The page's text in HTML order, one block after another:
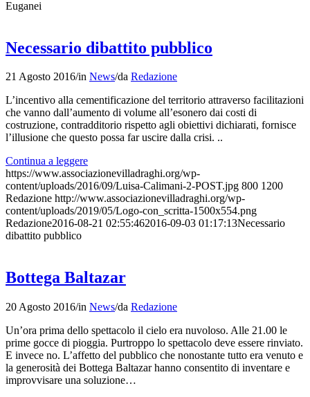
Euganei
Necessario dibattito pubblico
21 Agosto 2016/in News/da Redazione
L’incentivo alla cementificazione del territorio attraverso facilitazioni
che vanno dall’aumento di volume all’esonero dai costi di
costruzione, contradditorio rispetto agli obiettivi dichiarati, fornisce
l’illusione che questo possa far uscire dalla crisi. ..
Continua a leggere
https://www.associazionevilladraghi.org/wp-
content/uploads/2016/09/Luisa-Calimani-2-POST.jpg 800 1200
Redazione http://www.associazionevilladraghi.org/wp-
content/uploads/2019/05/Logo-con_scritta-1500x554.png
Redazione2016-08-21 02:55:462016-09-03 01:17:13Necessario
dibattito pubblico
Bottega Baltazar
20 Agosto 2016/in News/da Redazione
Un’ora prima dello spettacolo il cielo era nuvoloso. Alle 21.00 le
prime gocce di pioggia. Purtroppo lo spettacolo deve essere rinviato.
E invece no. L’affetto del pubblico che nonostante tutto era venuto e
la generosità dei Bottega Baltazar hanno consentito di inventare e
improvvisare una soluzione…